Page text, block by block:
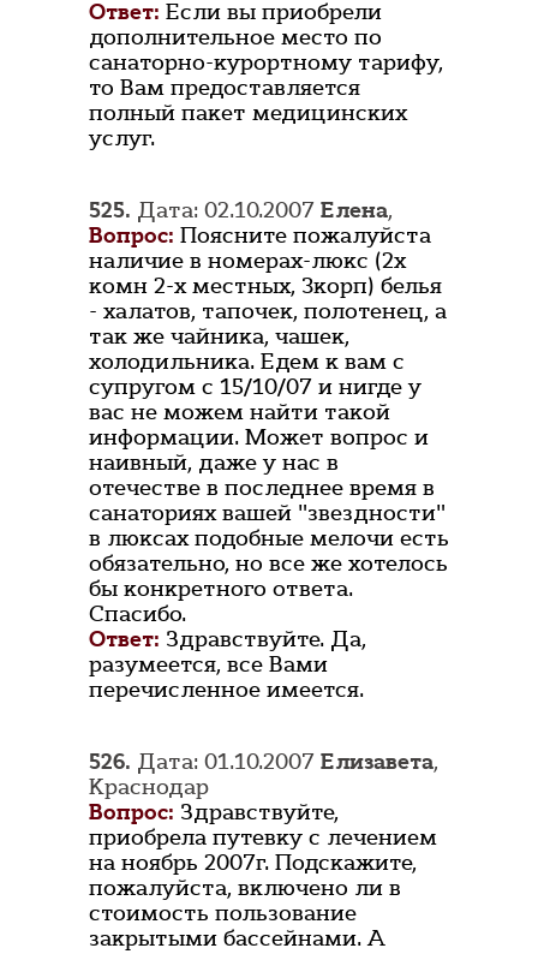
Ответ: Если вы приобрели
дополнительное место по
санаторно-курортному тарифу,
то Вам предоставляется
полный пакет медицинских
услуг.
525. Дата: 02.10.2007 Елена,
Вопрос: Поясните пожалуйста
наличие в номерах-люкс (2х
комн 2-х местных, 3корп) белья
- халатов, тапочек, полотенец, а
так же чайника, чашек,
холодильника. Едем к вам с
супругом с 15/10/07 и нигде у
вас не можем найти такой
информации. Может вопрос и
наивный, даже у нас в
отечестве в последнее время в
санаториях вашей "звездности"
в люксах подобные мелочи есть
обязательно, но все же хотелось
бы конкретного ответа.
Спасибо.
Ответ: Здравствуйте. Да,
разумеется, все Вами
перечисленное имеется.
526. Дата: 01.10.2007 Елизавета,
Краснодар
Вопрос: Здравствуйте,
приобрела путевку с лечением
на ноябрь 2007г. Подскажите,
пожалуйста, включено ли в
стоимость пользование
закрытыми бассейнами. А